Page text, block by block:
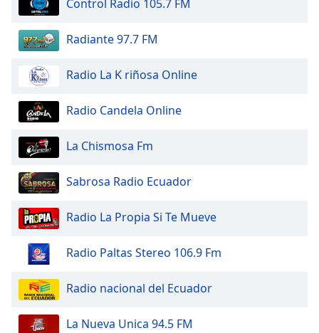
window.
Escape
cancel
and
close
window.
Text
Color
Text
Background
Control Radio 105.7 FM
Radiante 97.7 FM
Radio La K riñosa Online
Radio Candela Online
La Chismosa Fm
Sabrosa Radio Ecuador
Radio La Propia Si Te Mueve
Radio Paltas Stereo 106.9 Fm
Radio nacional del Ecuador
La Nueva Unica 94.5 FM